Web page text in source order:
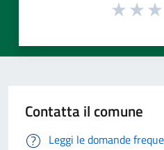
Contatta il comune
Leggi le domande